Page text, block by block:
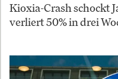
Kioxia-Crash schockt
verliert 50% in drei